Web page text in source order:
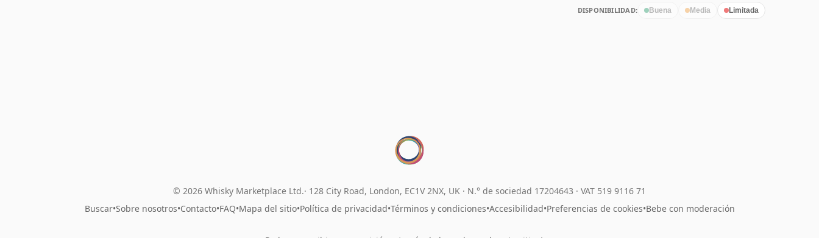
DISPONIBILIDAD: Buena Media Limitada
© 2026 Whisky Marketplace Ltd. 128 City Road, London, EC1V 2NX, UK · N.° de sociedad 17204643 · VAT 519 9116 71
Buscar•Sobre nosotros•Contacto•FAQ•Mapa del sitio•Política de privacidad•Términos y condiciones•Accesibilidad•Preferencias de cookies•Bebe con moderación